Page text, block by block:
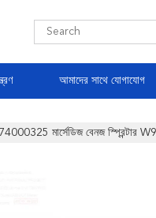
আমাদের সাথে যোগাযোগ
মার্সেডিজ বেনজ